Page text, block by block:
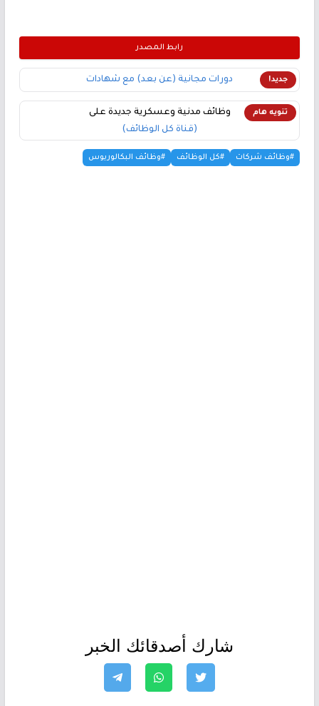
رابط المصدر
جديد! دورات مجانية (عن بعد) مع شهادات
تنويه هام
وظائف مدنية وعسكرية جديدة على
(قناة كل الوظائف)
#وظائف شركات #كل الوظائف #وظائف البكالوريوس
شارك أصدقائك الخبر